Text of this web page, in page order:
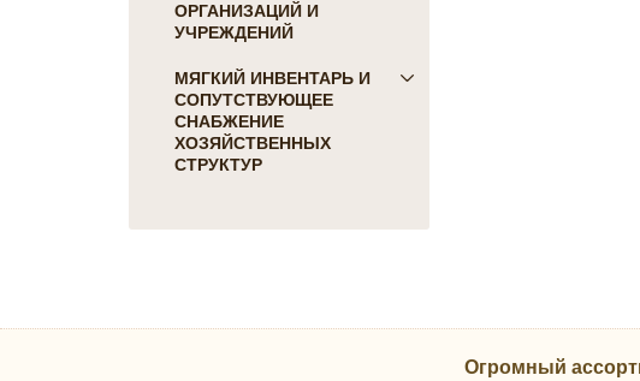
ОРГАНИЗАЦИЙ И
УЧРЕЖДЕНИЙ
ПОДАРКИ ДЛЯ КОГО:
Женщинам
Коллегам
Мужчинам
День Победы
МЯГКИЙ ИНВЕНТАРЬ И
СОПУТСТВУЮЩЕЕ
СНАБЖЕНИЕ
ХОЗЯЙСТВЕННЫХ
СТРУКТУР
Огромный